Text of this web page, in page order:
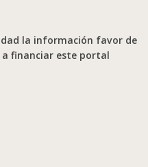
la información favor de
financiar este portal